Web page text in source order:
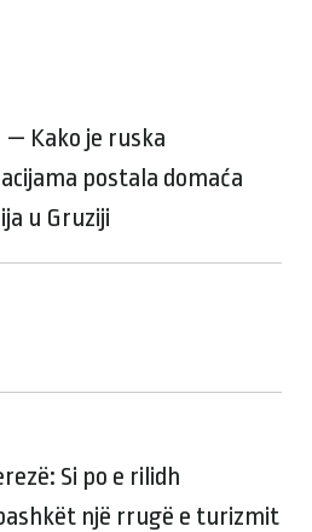
Kako je ruska
postala domaća
u Gruziji
Si po e rilidh
një rrugë e turizmit